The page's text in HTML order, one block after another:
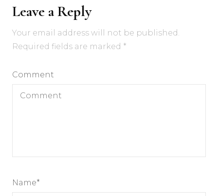
Leave a Reply
Your email address will not be published.
Required fields are marked *
Comment
Name*